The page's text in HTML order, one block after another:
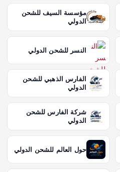
مؤسسة السيف للشحن
الدولي
النسر للشحن الدولي
الفارس الذهبي للشحن
الدولي
شركة الفارس للشحن
الدولي
حول العالم للشحن الدولي